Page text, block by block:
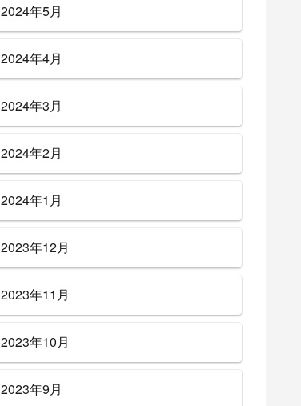
2024年5月
2024年4月
2024年3月
2024年2月
2024年1月
2023年12月
2023年11月
2023年10月
2023年9月